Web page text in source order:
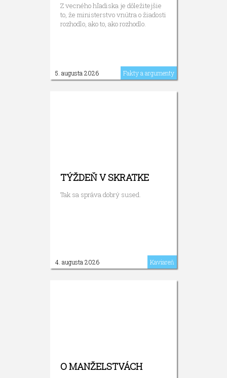
Z vecného hľadiska je dôležitejšie
to, že ministerstvo vnútra o žiadosti
rozhodlo, ako to, ako rozhodlo.
5. augusta 2026 Fakty a argumenty
TÝŽDEŇ V SKRATKE
Tak sa správa dobrý sused.
4. augusta 2026 Kaviareň
O MANŽELSTVÁCH